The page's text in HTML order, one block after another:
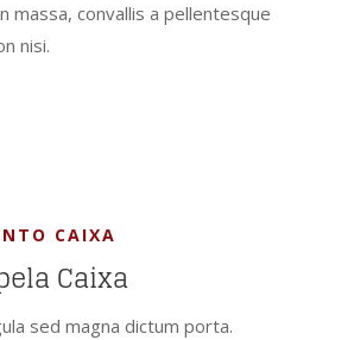
massa, convallis a pellentesque
nisi.
CAIXA
Caixa
sed magna dictum porta.